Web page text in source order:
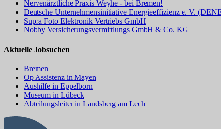
Nervenärztliche Praxis Weyhe - bei Bremen!
Deutsche Unternehmensinitiative Energieeffizienz e. V.
Supra Foto Elektronik Vertriebs GmbH
Nobby Versicherungsvermittlungs GmbH & Co. KG
Aktuelle Jobsuchen
Bremen
Op Assistenz in Mayen
Aushilfe in Eppelborn
Museum in Lübeck
Abteilungsleiter in Landsberg am Lech